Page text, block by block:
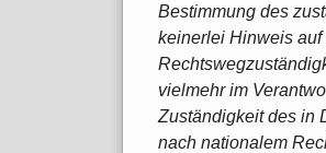
Bestimmung des
keinerlei Hinweis
vielmehr im
Zuständigkeit des in
nach nationalem